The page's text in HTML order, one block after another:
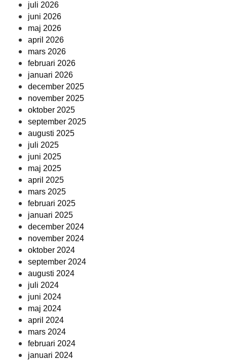
juli 2026
juni 2026
maj 2026
april 2026
mars 2026
februari 2026
januari 2026
december 2025
november 2025
oktober 2025
september 2025
augusti 2025
juli 2025
juni 2025
maj 2025
april 2025
mars 2025
februari 2025
januari 2025
december 2024
november 2024
oktober 2024
september 2024
augusti 2024
juli 2024
juni 2024
maj 2024
april 2024
mars 2024
februari 2024
januari 2024